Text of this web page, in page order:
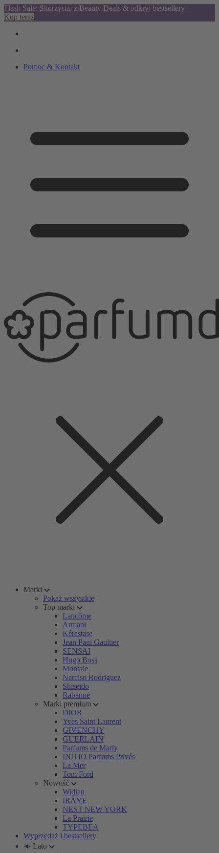
Flash Sale: Skorzystaj z Beauty Deals & odkryj bestsellery
Kup teraz
Pomoc & Kontakt
Marki
Pokaż wszystkie
Top marki
Lancôme
Armani
Kérastase
Jean Paul Gaultier
SENSAI
Hugo Boss
Montale
Narciso Rodriguez
Shiseido
Rabanne
Marki premium
DIOR
Yves Saint Laurent
GIVENCHY
GUERLAIN
Parfums de Marly
INITIO Parfums Privés
La Mer
Tom Ford
Nowość
Widian
IRÄYE
NEST NEW YORK
La Prairie
TYPEBEA
Wyprzedaż i bestsellery
☀️ Lato